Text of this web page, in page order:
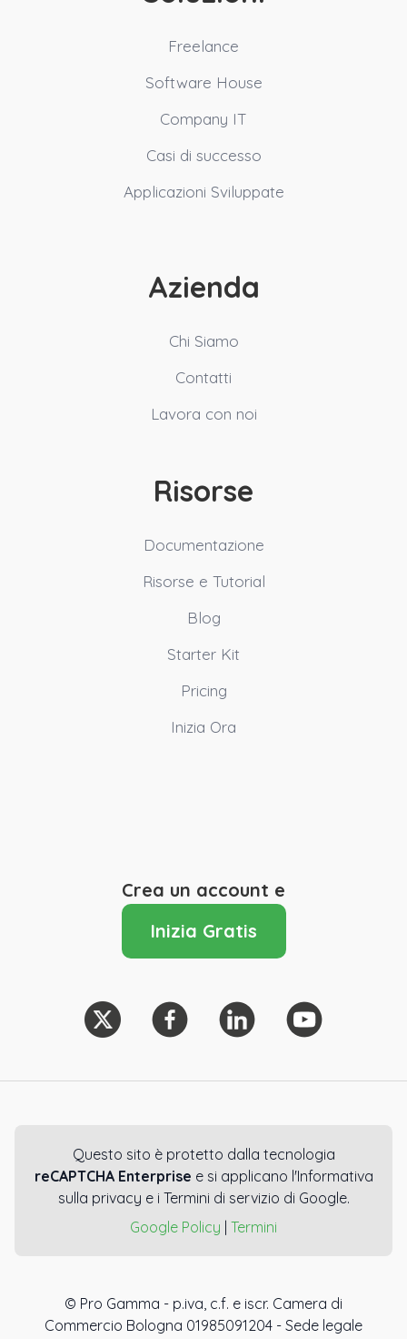
Freelance
Software House
Company IT
Casi di successo
Applicazioni Sviluppate
Azienda
Chi Siamo
Contatti
Lavora con noi
Risorse
Documentazione
Risorse e Tutorial
Blog
Starter Kit
Pricing
Inizia Ora
Crea un account e
Inizia Gratis
Questo sito è protetto dalla tecnologia
reCAPTCHA Enterprise e si applicano l'Informativa
sulla privacy e i Termini di servizio di Google.
Google Policy Termini
© Pro Gamma - p.iva, c.f. e iscr. Camera di
Commercio Bologna 01985091204 - Sede legale